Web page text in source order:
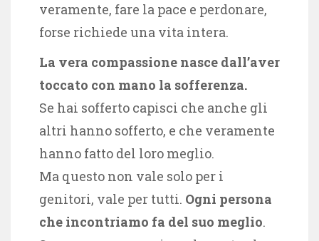
veramente, fare la pace e perdonare,
forse richiede una vita intera.
La vera compassione nasce dall’aver
toccato con mano la sofferenza.
Se hai sofferto capisci che anche gli
altri hanno sofferto, e che veramente
hanno fatto del loro meglio.
Ma questo non vale solo per i
genitori, vale per tutti. Ogni persona
che incontriamo fa del suo meglio.